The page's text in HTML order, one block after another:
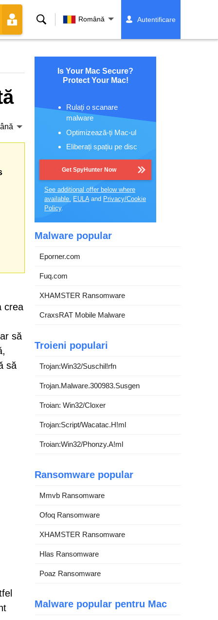
Căutare Română Autentificare
crea
să
să
Is Your Mac Secure?
Protect Your Mac!
Rulați o scanare
malware
Optimizează-ți Mac-ul
Eliberați spațiu pe disc
Get SpyHunter Now
See additional offer below where
available. EULAand Privacy/Cookie
Policy.
Malware popular
Eporner.com
Fuq.com
XHAMSTER Ransomware
CraxsRAT Mobile Malware
Troieni populari
Trojan:Win32/Suschil!rfn
Trojan.Malware.300983.Susgen
Troian: Win32/Cloxer
Trojan:Script/Wacatac.H!ml
Troian:Win32/Phonzy.A!ml
Ransomware popular
Mmvb Ransomware
Ofoq Ransomware
XHAMSTER Ransomware
Hlas Ransomware
Poaz Ransomware
Malware popular pentru Mac